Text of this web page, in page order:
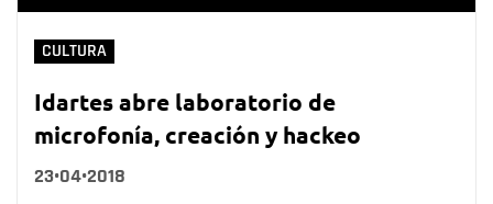
CULTURA
Idartes abre laboratorio de
microfonía, creación y hackeo
23•04•2018